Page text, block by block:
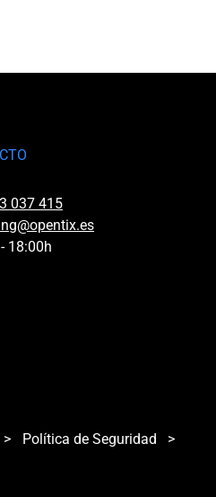
037 415
18:00h
> Política de Seguridad
>